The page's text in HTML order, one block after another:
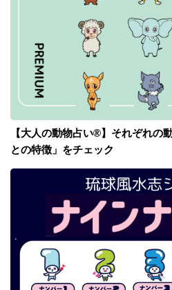
【大人の動物占い®】それぞれの
との特徴」をチェック